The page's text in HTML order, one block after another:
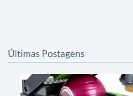
Últimas Postagens